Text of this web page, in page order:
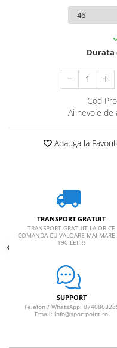
Durata
Cod
Ai nevoie de
Adauga la
TRANSPORT GRATUIT
TRANSPORT GRATUIT LA ORICE
COMANDA CU VALOARE MAI MARE
190 LEI !!!
SUPPORT
Telefon / WhatsApp:
Email: info@sportpoint.ro